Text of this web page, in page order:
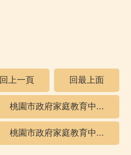
回上一頁
回最上面
桃園市政府家庭教育中...
桃園市政府家庭教育中...